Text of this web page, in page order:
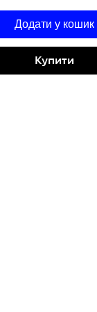
Додати у кошик
Купити